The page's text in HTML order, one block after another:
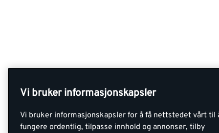
Vi bruker informasjonskapsler
Vi bruker informasjonskapsler for å få nettstedet vårt til
fungere ordentlig, tilpasse innhold og annonser, tilby